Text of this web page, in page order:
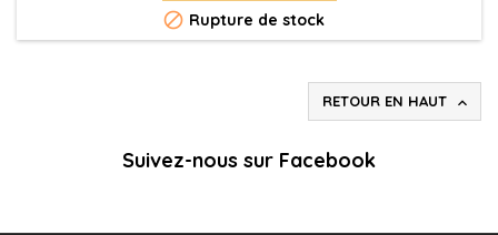
 Rupture de stock
RETOUR EN HAUT 
Suivez-nous sur Facebook